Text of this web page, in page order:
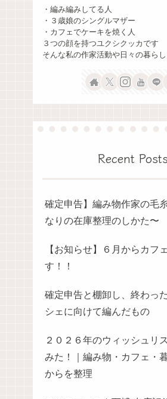
・編み編みしてる人
・３歳娘のシングルマザー
・カフェでケーキを焼く人
３つの顔を持つユクシクッカです
そんな私の作家活動や日々の暮ら
Recent Posts
確定申告】編み物作家の毛
なりの在庫整理のしかた〜
【お知らせ】６月からカフ
す！！
確定申告と棚卸し、終わっ
シェに向けて編んだもの
２０２６年のウィッシュリ
みた！｜編み物・カフェ・
からを整理